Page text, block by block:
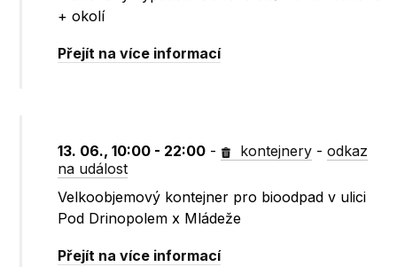
+ okolí
Přejít na více informací
13. 06., 10:00 - 22:00 - kontejnery -odkaz
na událost
Velkoobjemový kontejner pro bioodpad v ulici
Pod Drinopolem x Mládeže
Přejít na více informací